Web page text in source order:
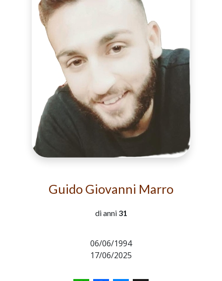
Guido Giovanni Marro
di anni 31
06/06/1994
17/06/2025